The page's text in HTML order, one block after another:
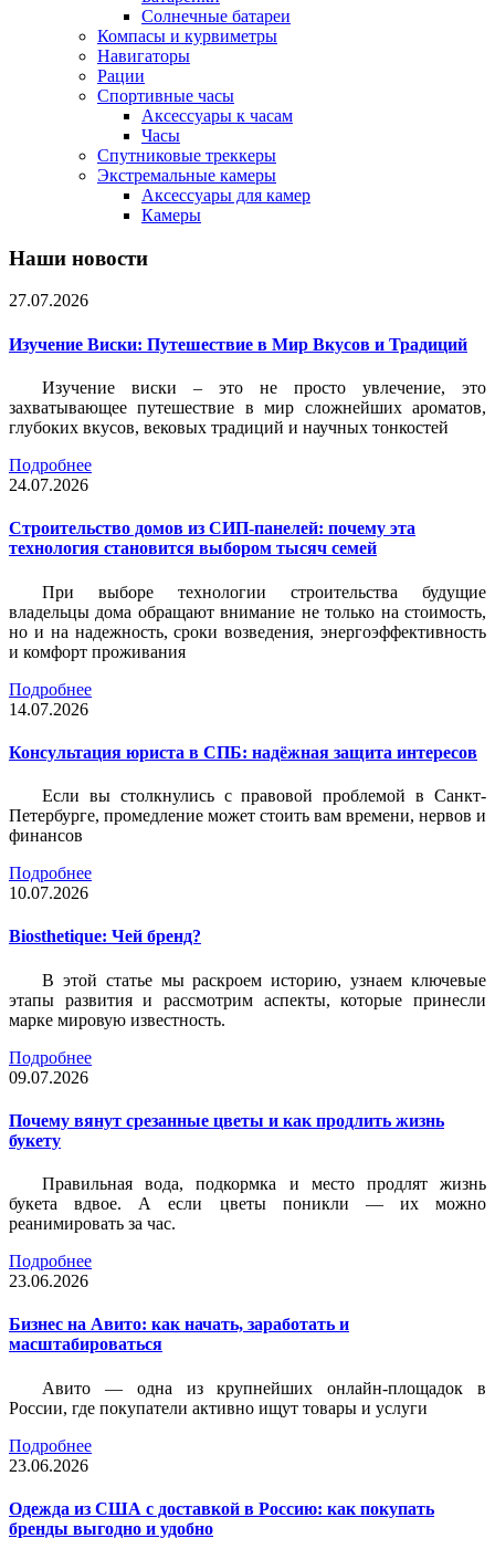
Солнечные батареи
Компасы и курвиметры
Навигаторы
Рации
Спортивные часы
Аксессуары к часам
Часы
Спутниковые треккеры
Экстремальные камеры
Аксессуары для камер
Камеры
Наши новости
27.07.2026
Изучение Виски: Путешествие в Мир Вкусов и Традиций
Изучение виски – это не просто увлечение, это
захватывающее путешествие в мир сложнейших ароматов,
глубоких вкусов, вековых традиций и научных тонкостей
Подробнее
24.07.2026
Строительство домов из СИП-панелей: почему эта
технология становится выбором тысяч семей
При выборе технологии строительства будущие
владельцы дома обращают внимание не только на стоимость,
но и на надежность, сроки возведения, энергоэффективность
и комфорт проживания
Подробнее
14.07.2026
Консультация юриста в СПБ: надёжная защита интересов
Если вы столкнулись с правовой проблемой в Санкт-
Петербурге, промедление может стоить вам времени, нервов и
финансов
Подробнее
10.07.2026
Biosthetique: Чей бренд?
В этой статье мы раскроем историю, узнаем ключевые
этапы развития и рассмотрим аспекты, которые принесли
марке мировую известность.
Подробнее
09.07.2026
Почему вянут срезанные цветы и как продлить жизнь
букету
Правильная вода, подкормка и место продлят жизнь
букета вдвое. А если цветы поникли — их можно
реанимировать за час.
Подробнее
23.06.2026
Бизнес на Авито: как начать, заработать и
масштабироваться
Авито — одна из крупнейших онлайн-площадок в
России, где покупатели активно ищут товары и услуги
Подробнее
23.06.2026
Одежда из США с доставкой в Россию: как покупать
бренды выгодно и удобно